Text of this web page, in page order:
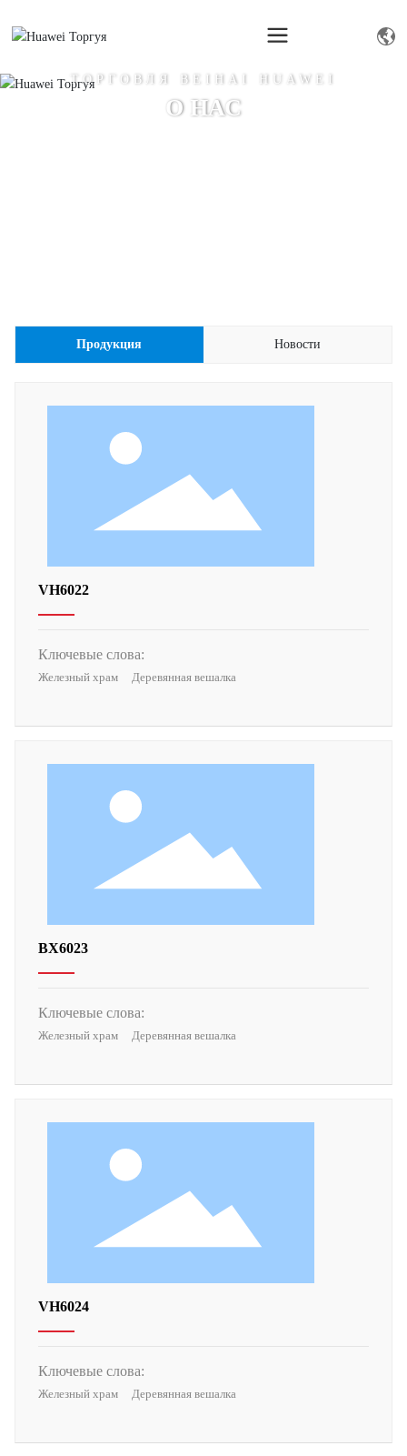
ТОРГОВЛЯ BEIHAI HUAWEI
О НАС
Продукция Новости
VH6022
Ключевые слова:
Железный храм Деревянная вешалка
ВХ6023
Ключевые слова:
Железный храм Деревянная вешалка
VH6024
Ключевые слова:
Железный храм Деревянная вешалка